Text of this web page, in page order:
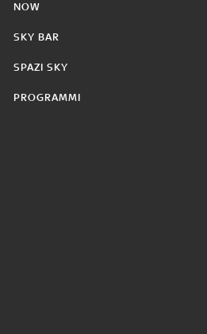
NOW
SKY BAR
SPAZI SKY
PROGRAMMI